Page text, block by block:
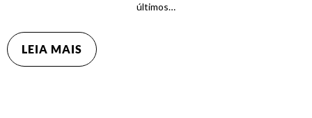
últimos…
LEIA MAIS